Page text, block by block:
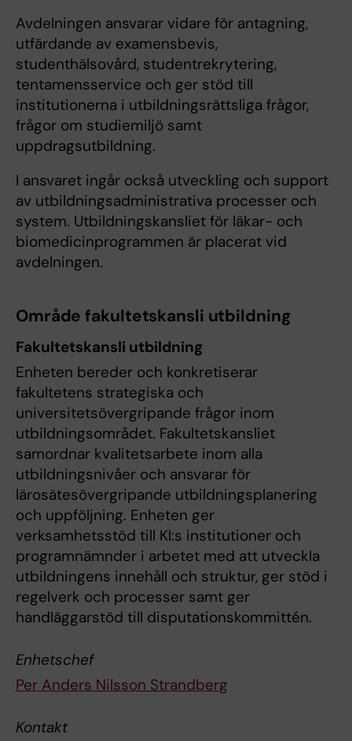
Avdelningen ansvarar vidare för antagning,
utfärdande av examensbevis,
studenthälsovård, studentrekrytering,
tentamensservice och ger stöd till
institutionerna i utbildningsrättsliga frågor,
frågor om studiemiljö samt
uppdragsutbildning.​
I ansvaret ingår också utveckling och support
av utbildningsadministrativa processer och
system. Utbildningskansliet för läkar- och
biomedicinprogrammen är placerat vid
avdelningen.
Område fakultetskansli utbildning
Fakultetskansli utbildning
Enheten bereder och konkretiserar
fakultetens strategiska och
universitetsövergripande frågor inom
utbildningsområdet. Fakultetskansliet
samordnar kvalitetsarbete inom alla
utbildningsnivåer och ansvarar för
lärosätesövergripande utbildningsplanering
och uppföljning. Enheten ger
verksamhetsstöd till KI:s institutioner och
programnämnder i arbetet med att utveckla
utbildningens innehåll och struktur, ger stöd i
regelverk och processer samt ger
handläggarstöd till disputationskommittén.
Enhetschef
Per Anders Nilsson Strandberg
Kontakt